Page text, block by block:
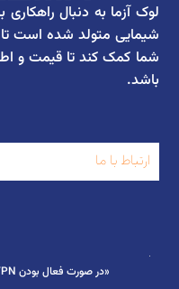
لوک آزما به دنبال
شیمایی متولد شده است
شما کمک کند تا قیمت و
باشد.
ارتباط با ما
«در صورت فعال بودن VPN، نماد اعتماد نمایش داده نمی‌شود»